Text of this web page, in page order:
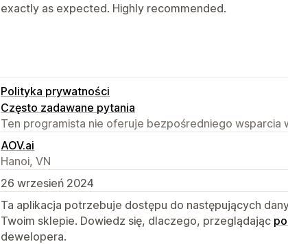
exactly as expected. Highly recommended.
Polityka prywatności
Często zadawane pytania
Ten programista nie oferuje bezpośredniego wsparcia
AOV.ai
Hanoi, VN
26 wrzesień 2024
Ta aplikacja potrzebuje dostępu do następujących
Twoim sklepie. Dowiedz się, dlaczego, przeglądając
dewelopera.